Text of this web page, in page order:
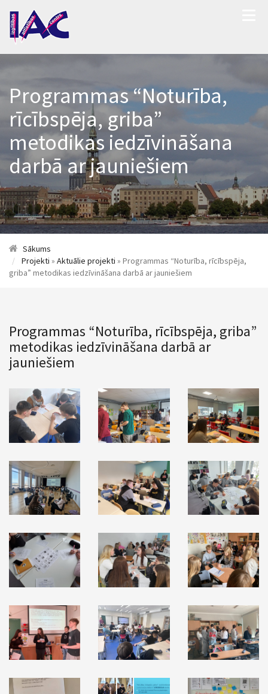
Programmas “Noturība,
rīcībspēja, griba”
metodikas iedzīvināšana
darbā ar jauniešiem
Sākums
Projekti » Aktuālie projekti » Programmas “Noturība, rīcībspēja,
griba” metodikas iedzīvināšana darbā ar jauniešiem
Programmas “Noturība, rīcībspēja, griba”
metodikas iedzīvināšana darbā ar
jauniešiem